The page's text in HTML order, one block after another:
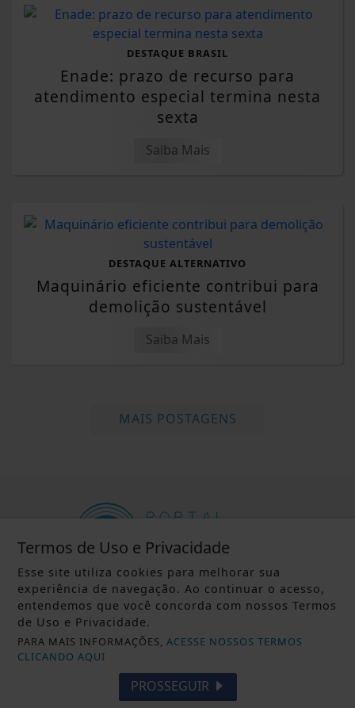
DESTAQUE BRASIL
Enade: prazo de recurso para
atendimento especial termina nesta
sexta
Saiba Mais
DESTAQUE ALTERNATIVO
Maquinário eficiente contribui para
demolição sustentável
Saiba Mais
MAIS POSTAGENS
INÍCIO | SOBRE |
TERMOS DE USO E PRIVACIDADE | CONTATO
Termos de Uso e Privacidade
Esse site utiliza cookies para melhorar sua
experiência de navegação. Ao continuar o acesso,
entendemos que você concorda com nossos Termos
de Uso e Privacidade.
PARA MAIS INFORMAÇÕES,ACESSE NOSSOS TERMOS
CLICANDO AQUI
PROSSEGUIR